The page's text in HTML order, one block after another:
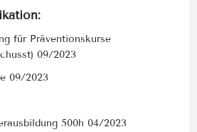
für Präventionskurse
09/2023
09/2023
500h 04/2023